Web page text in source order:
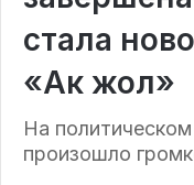
стала
«Ак жол»
На
произошло